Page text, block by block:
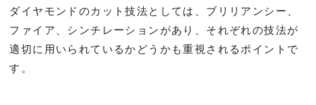
ダイヤモンドのカット技法としては、ブリリアンシー、
ファイア、シンチレーションがあり、それぞれの技法が
適切に用いられているかどうかも重視されるポイントで
す。